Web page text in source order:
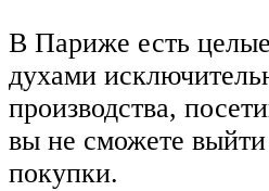
В Париже есть
духами
производства,
вы не сможете
покупки.